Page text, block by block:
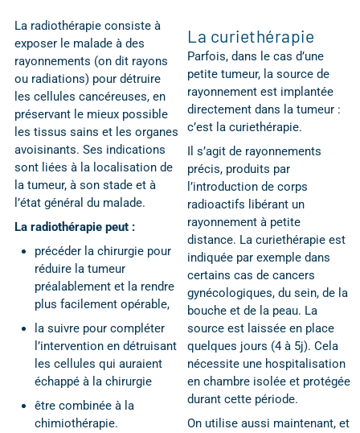
La radiothérapie consiste à
exposer le malade à des
rayonnements (on dit rayons
ou radiations) pour détruire
les cellules cancéreuses, en
préservant le mieux possible
les tissus sains et les organes
avoisinants. Ses indications
sont liées à la localisation de
la tumeur, à son stade et à
l’état général du malade.
La radiothérapie peut :
précéder la chirurgie pour
réduire la tumeur
préalablement et la rendre
plus facilement opérable,
la suivre pour compléter
l’intervention en détruisant
les cellules qui auraient
échappé à la chirurgie
être combinée à la
chimiothérapie.
La curiethérapie
Parfois, dans le cas d’une
petite tumeur, la source de
rayonnement est implantée
directement dans la tumeur :
c’est la curiethérapie.
Il s’agit de rayonnements
précis, produits par
l’introduction de corps
radioactifs libérant un
rayonnement à petite
distance. La curiethérapie est
indiquée par exemple dans
certains cas de cancers
gynécologiques, du sein, de la
bouche et de la peau. La
source est laissée en place
quelques jours (4 à 5j). Cela
nécessite une hospitalisation
en chambre isolée et protégée
durant cette période.
On utilise aussi maintenant, et